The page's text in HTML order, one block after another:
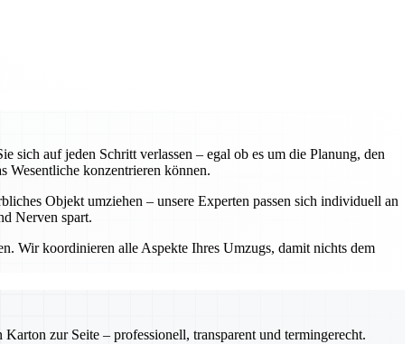
auf jeden Schritt verlassen – egal ob es um die Planung, den
Wesentliche konzentrieren können.
Objekt umziehen – unsere Experten passen sich individuell an
Nerven spart.
Wir koordinieren alle Aspekte Ihres Umzugs, damit nichts dem
zur Seite – professionell, transparent und termingerecht.